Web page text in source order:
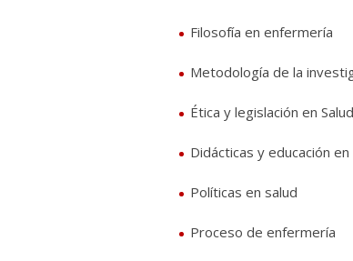
Filosofía en enfermería
Metodología de la
Ética y legislación en Salud
Didácticas y educación en
Políticas en salud
Proceso de enfermería